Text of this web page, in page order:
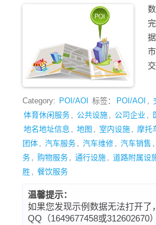
Category: POI/AOI 标签： POI/AOI ,
体育休闲服务 , 公共设施 , 公司企业 ,
地名地址信息 , 地图 , 室内设施 , 摩托
团体 , 汽车服务 , 汽车维修 , 汽车销售 ,
务 , 购物服务 , 通行设施 , 道路附属设
胜 , 餐饮服务
温馨提示：
如果您发现示例数据无法打开了
QQ（1649677458或312602670